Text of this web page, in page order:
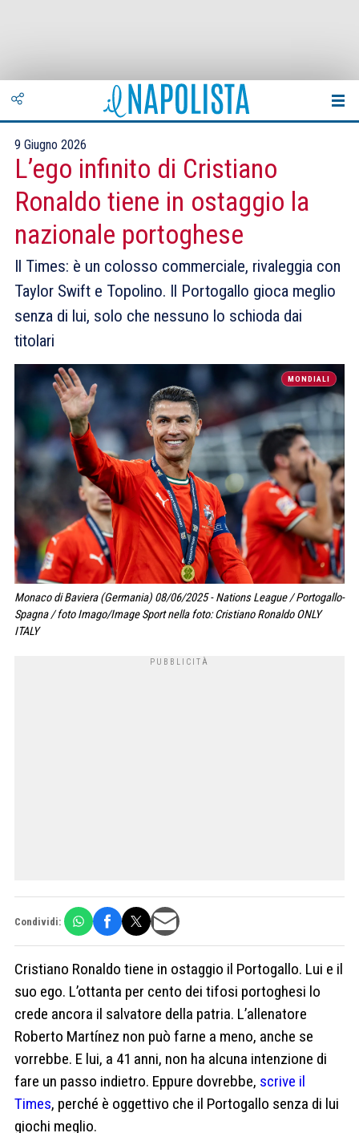
9 Giugno 2026
L’ego infinito di Cristiano
Ronaldo tiene in ostaggio la
nazionale portoghese
Il Times: è un colosso commerciale, rivaleggia con
Taylor Swift e Topolino. Il Portogallo gioca meglio
senza di lui, solo che nessuno lo schioda dai
titolari
MONDIALI
Monaco di Baviera (Germania) 08/06/2025 - Nations League / Portogallo-
Spagna / foto Imago/Image Sport nella foto: Cristiano Ronaldo ONLY
ITALY
Condividi:
Cristiano Ronaldo tiene in ostaggio il Portogallo. Lui e il
suo ego. L’ottanta per cento dei tifosi portoghesi lo
crede ancora il salvatore della patria. L’allenatore
Roberto Martínez non può farne a meno, anche se
vorrebbe. E lui, a 41 anni, non ha alcuna intenzione di
fare un passo indietro. Eppure dovrebbe, scrive il
Times, perché è oggettivo che il Portogallo senza di lui
giochi meglio.